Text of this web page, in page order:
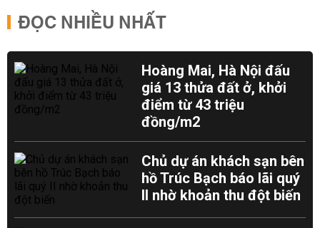
ĐỌC NHIỀU NHẤT
Hoàng Mai, Hà Nội đấu
giá 13 thửa đất ở, khởi
điểm từ 43 triệu
đồng/m2
Chủ dự án khách sạn bên
hồ Trúc Bạch báo lãi quý
II nhờ khoản thu đột biến